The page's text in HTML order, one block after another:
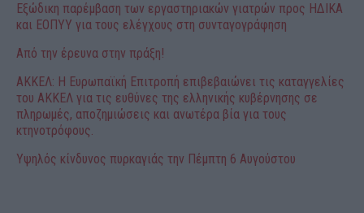
Εξώδικη παρέμβαση των εργαστηριακών γιατρών προς ΗΔΙΚΑ
και ΕΟΠΥΥ για τους ελέγχους στη συνταγογράφηση
Από την έρευνα στην πράξη!
ΑΚΚΕΛ: Η Ευρωπαϊκή Επιτροπή επιβεβαιώνει τις καταγγελίες
του ΑΚΚΕΛ για τις ευθύνες της ελληνικής κυβέρνησης σε
πληρωμές, αποζημιώσεις και ανωτέρα βία για τους
κτηνοτρόφους.
Υψηλός κίνδυνος πυρκαγιάς την Πέμπτη 6 Αυγούστου